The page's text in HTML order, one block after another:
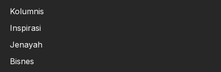
Kolumnis
Inspirasi
Jenayah
Bisnes